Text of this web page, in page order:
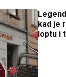
kad je
loptu i